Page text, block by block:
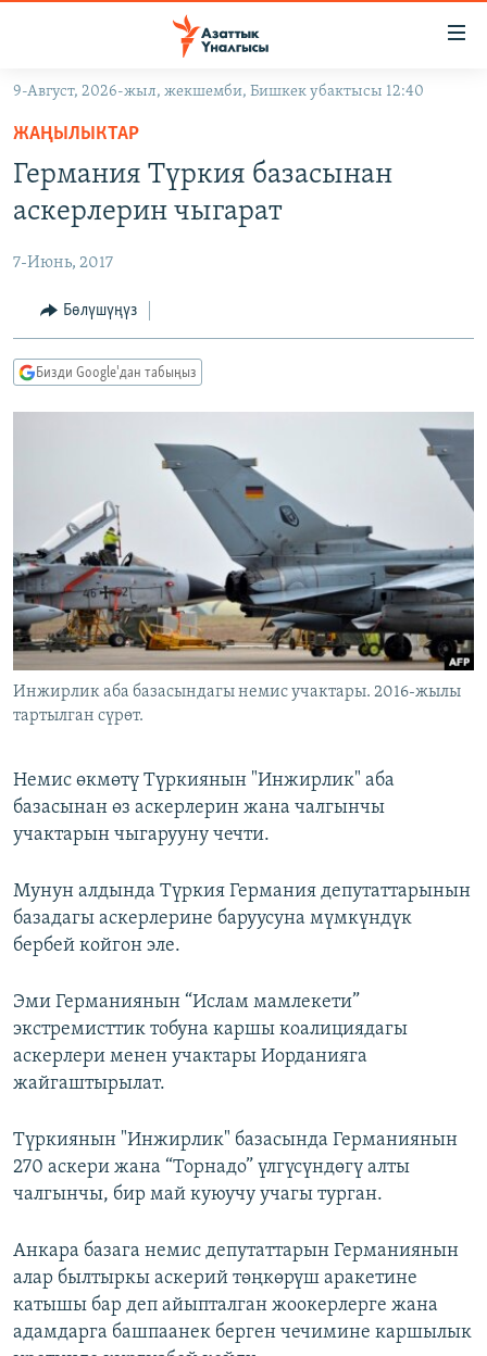
Навигацияга
өтүңүз
Издөөгө
салыңызКЫРГЫЗСТАН
ЭКОНОМИКА
МАДАНИЯТ
ДҮЙНӨ
БОРБОР АЗИЯ
УКРАИНА
АТАЙЫН ИЛИКТӨӨ
ТВ ПРОГРАММАЛАР
ЭКСПЕРТТЕР ТАЛДАЙТ
ЭЖЕ-СИҢДИЛЕР
АЗАТТЫК+
ЫҢГАЙСЫЗ СУРООЛОР
ӨЗГӨЧӨ ПИКИР
ОНЛАЙН ШЕРИНЕ
ЭЕ/АРнун бардык сайттары
9-Август, 2026-жыл, жекшемби, Бишкек убактысы 12:40
ЖАҢЫЛЫКТАР
Германия Түркия базасынан
аскерлерин чыгарат
7-Июнь, 2017
Бөлүшүңүз
Бизди Google'дан табыңыз
Инжирлик аба базасындагы немис учактары. 2016-жылы
тартылган сүрөт.
Немис өкмөтү Түркиянын "Инжирлик" аба
базасынан өз аскерлерин жана чалгынчы
учактарын чыгарууну чечти.
Мунун алдында Түркия Германия депутаттарынын
базадагы аскерлерине баруусуна мүмкүндүк
бербей койгон эле.
Эми Германиянын “Ислам мамлекети”
экстремисттик тобуна каршы коалициядагы
аскерлери менен учактары Иорданияга
жайгаштырылат.
Түркиянын "Инжирлик" базасында Германиянын
270 аскери жана “Торнадо” үлгүсүндөгү алты
чалгынчы, бир май куюучу учагы турган.
Анкара базага немис депутаттарын Германиянын
алар былтыркы аскерий төңкөрүш аракетине
катышы бар деп айыпталган жоокерлерге жана
адамдарга башпаанек берген чечимине каршылык